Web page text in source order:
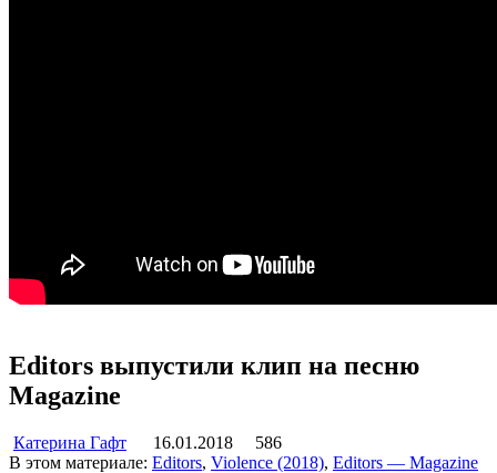
Editors выпустили клип на песню
Magazine
Катерина Гафт 16.01.2018
586
В этом материале: Editors, Violence (2018), Editors — Magazine